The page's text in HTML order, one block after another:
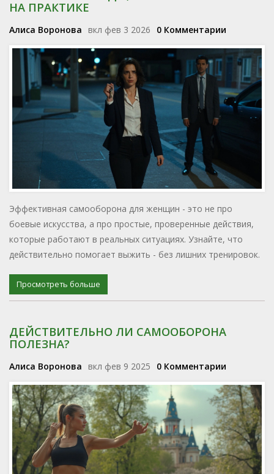
НА ПРАКТИКЕ
Алиса Воронова вкл фев 3 2026 0 Комментарии
Эффективная самооборона для женщин - это не про
боевые искусства, а про простые, проверенные действия,
которые работают в реальных ситуациях. Узнайте, что
действительно помогает выжить - без лишних тренировок.
Просмотреть больше
ДЕЙСТВИТЕЛЬНО ЛИ САМООБОРОНА
ПОЛЕЗНА?
Алиса Воронова вкл фев 9 2025 0 Комментарии